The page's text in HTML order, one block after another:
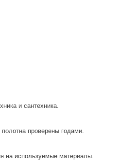
и сантехника.
проверены годами.
на используемые материалы.